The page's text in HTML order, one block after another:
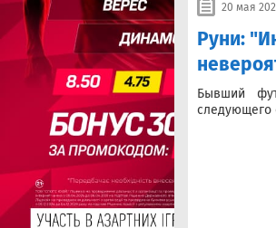
20 мая
Руни:
Бывший
следующего